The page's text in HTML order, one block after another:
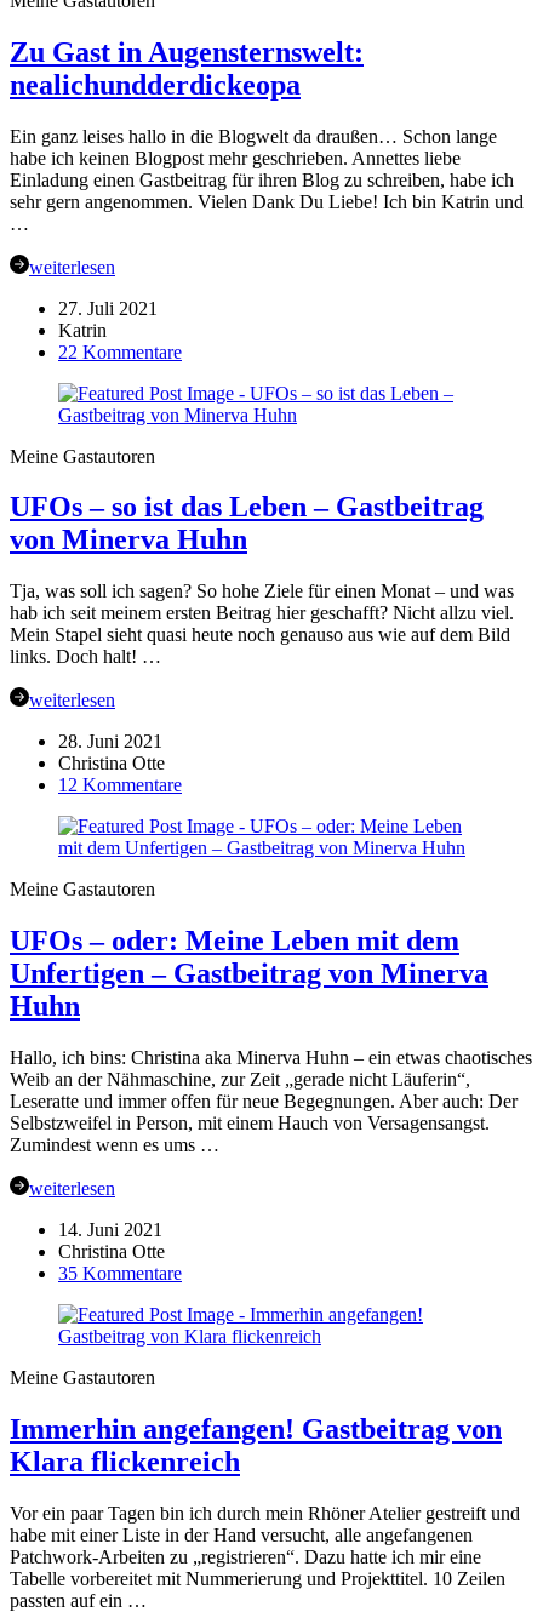
Marie
von
SpulenTango
Zu Gast in Augensternswelt:
nealichundderdickeopa
Ein ganz leises hallo in die Blogwelt da draußen… Schon lange
habe ich keinen Blogpost mehr geschrieben. Annettes liebe
Einladung einen Gastbeitrag für ihren Blog zu schreiben, habe ich
sehr gern angenommen. Vielen Dank Du Liebe! Ich bin Katrin und
…
weiterlesen
27. Juli 2021
Katrin
22 Kommentarezu
Gast
in
Meine Gastautoren
UFOs – so ist das Leben – Gastbeitrag
von Minerva Huhn
Tja, was soll ich sagen? So hohe Ziele für einen Monat – und was
hab ich seit meinem ersten Beitrag hier geschafft? Nicht allzu viel.
Mein Stapel sieht quasi heute noch genauso aus wie auf dem Bild
links. Doch halt! …
weiterlesen
28. Juni 2021
Christina Otte
12 Kommentarezu
–
so
–
Gastbeitrag
von
Meine Gastautoren
UFOs – oder: Meine Leben mit dem
Unfertigen – Gastbeitrag von Minerva
Huhn
Hallo, ich bins: Christina aka Minerva Huhn – ein etwas chaotisches
Weib an der Nähmaschine, zur Zeit „gerade nicht Läuferin“,
Leseratte und immer offen für neue Begegnungen. Aber auch: Der
Selbstzweifel in Person, mit einem Hauch von Versagensangst.
Zumindest wenn es ums …
weiterlesen
14. Juni 2021
Christina Otte
35 Kommentarezu
–
oder:
dem
Unfertigen
–
von
Minerva
Huhn
Meine Gastautoren
Immerhin angefangen! Gastbeitrag von
Klara flickenreich
Vor ein paar Tagen bin ich durch mein Rhöner Atelier gestreift und
habe mit einer Liste in der Hand versucht, alle angefangenen
Patchwork-Arbeiten zu „registrieren“. Dazu hatte ich mir eine
Tabelle vorbereitet mit Nummerierung und Projekttitel. 10 Zeilen
passten auf ein …